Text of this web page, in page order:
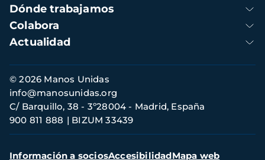
Dónde trabajamos
Colabora
Actualidad
Información
de
contacto
© 2026 Manos Unidas
C/ Barquillo, 38 - 3º28004 - Madrid, España
900 811 888
BIZUM 33439
info@manosunidas.org
Menú
Información a sociosAccesibilidadMapa web